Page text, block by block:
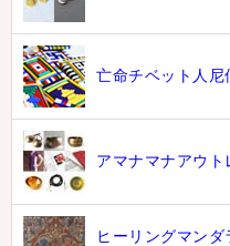
亡命チベット人尼
アマナマナアウト
ヒーリングマンダ